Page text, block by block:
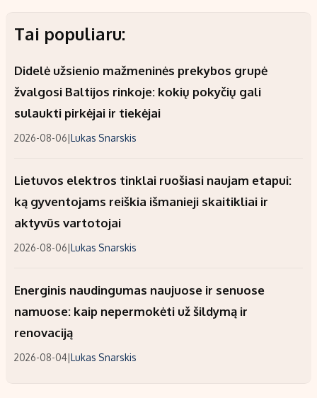
Tai populiaru:
Didelė užsienio mažmeninės prekybos grupė
žvalgosi Baltijos rinkoje: kokių pokyčių gali
sulaukti pirkėjai ir tiekėjai
2026-08-06|Lukas Snarskis
Lietuvos elektros tinklai ruošiasi naujam etapui:
ką gyventojams reiškia išmanieji skaitikliai ir
aktyvūs vartotojai
2026-08-06|Lukas Snarskis
Energinis naudingumas naujuose ir senuose
namuose: kaip nepermokėti už šildymą ir
renovaciją
2026-08-04|Lukas Snarskis